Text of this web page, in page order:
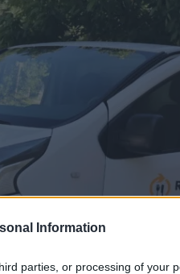
Information
parties, or processing of your